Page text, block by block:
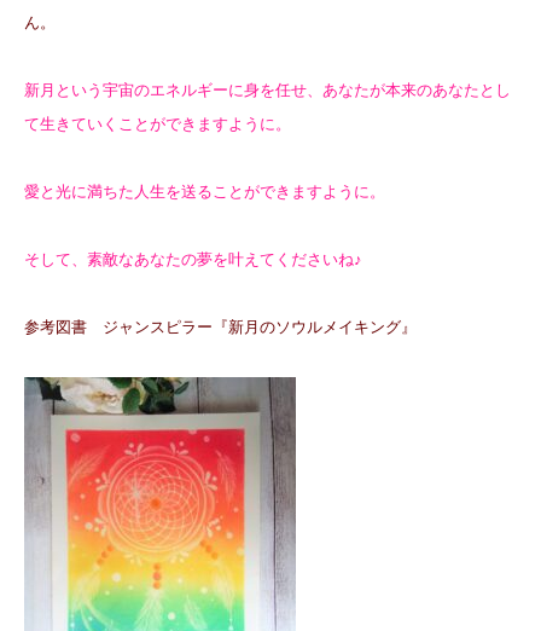
ん。
新月という宇宙のエネルギーに身を任せ、あなたが本来のあなたとし
て生きていくことができますように。
愛と光に満ちた人生を送ることができますように。
そして、素敵なあなたの夢を叶えてくださいね♪
参考図書 ジャンスピラー『新月のソウルメイキング』